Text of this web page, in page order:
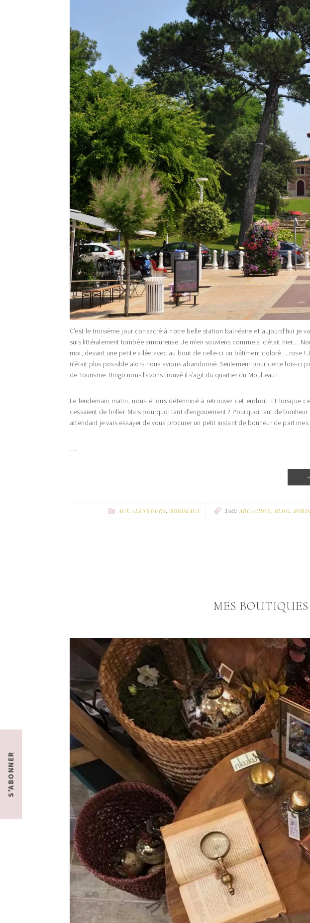
C’est le troisième jour consacré à notre belle station balnéaire et aujourd’hui je
suis littéralement tombée amoureuse. Je m’en souviens comme si c’était hier…
moi, devant une petite allée avec au bout de celle-ci un bâtiment coloré… rose !
n’était plus possible alors nous avions abandonné. Seulement pour cette fois-
de Tourisme. Bingo nous l’avons trouvé il s’agit du quartier du Moulleau !
Le lendemain matin, nous étions déterminé à retrouver cet endroit. Et lorsque
cessaient de briller. Mais pourquoi tant d’engouement ? Pourquoi tant de
attendant je vais essayer de vous procurer un petit instant de bonheur de part
…
AUX ALENTOURS BORDEAUX TAG: ARCACHON, BLOG
MES BOUTIQUES
S'ABONNER